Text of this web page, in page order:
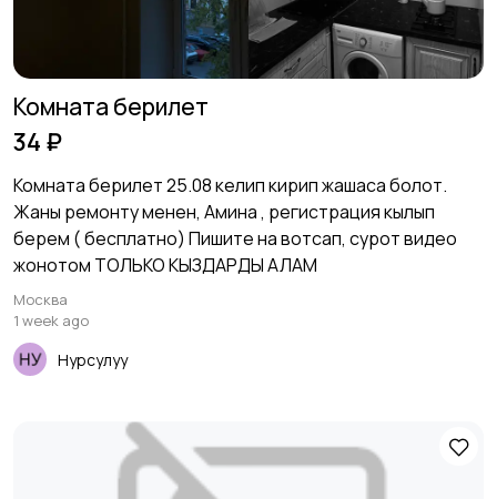
Комната берилет
34 ₽
Комната берилет 25.08 келип кирип жашаса болот.
Жаны ремонту менен, Амина , регистрация кылып
берем ( бесплатно) Пишите на вотсап, сурот видео
жонотом ТОЛЬКО КЫЗДАРДЫ АЛАМ
Москва
1 week ago
Нурсулуу